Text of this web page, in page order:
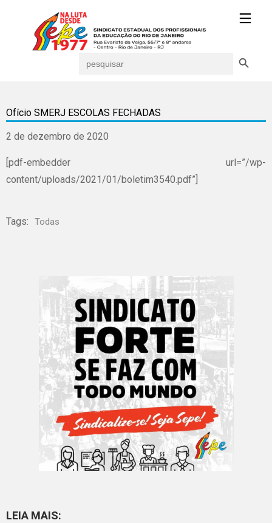
for:
Ofício SMERJ ESCOLAS FECHADAS
2 de dezembro de 2020
[pdf-embedder url=”/wp-
content/uploads/2021/01/boletim3540.pdf”]
Tags: Todas
LEIA MAIS: